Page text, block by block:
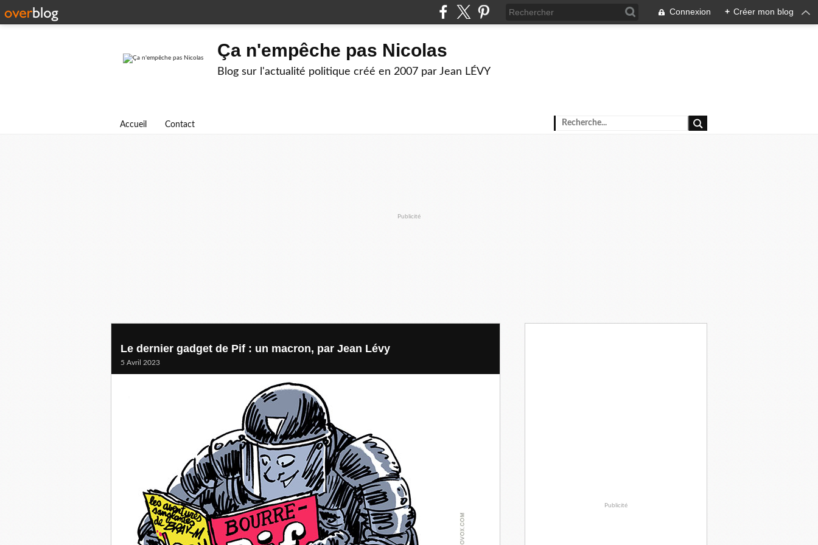
Connexion + Créer mon blog
Ça n'empêche pas Nicolas
Blog sur l'actualité politique créé en 2007 par Jean LÉVY
Accueil Contact
Publicité
Le dernier gadget de Pif : un macron, par Jean Lévy
5 Avril 2023
Publicité